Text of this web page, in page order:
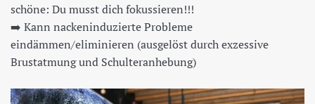
schöne: Du musst dich fokussieren!!!
➡️ Kann nackeninduzierte Probleme
eindämmen/eliminieren (ausgelöst durch exzessive
Brustatmung und Schulteranhebung)